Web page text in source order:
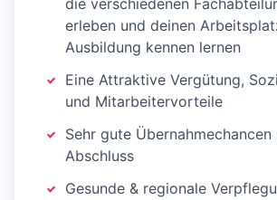
die verschiedenen
erleben und deinen
Ausbildung kennen lernen
Eine Attraktive Vergütung,
und Mitarbeitervorteile
Sehr gute Übernahmechancen
Abschluss
Gesunde & regionale